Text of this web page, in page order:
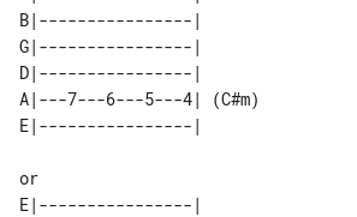
B|----------------|
G|----------------|
D|----------------|
A|---7---6---5---4| (C#m)
E|----------------|